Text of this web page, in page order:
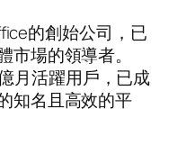
的創始公司，已
場的領導者。
月活躍用戶，已成
知名且高效的平